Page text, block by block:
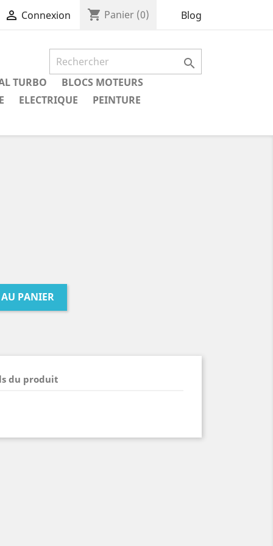
 Connexion shopping_cart Panier (0) Blog

TURBO
BLOCS MOTEURS
ELECTRIQUE PEINTURE
PANIER
du produit